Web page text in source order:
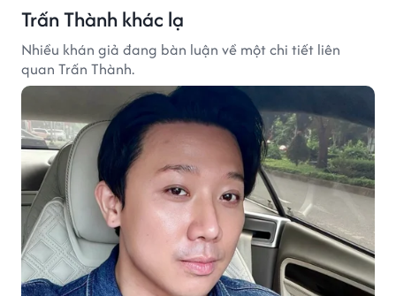
Trấn Thành khác lạ
Nhiều khán giả đang bàn luận về một chi tiết liên
quan Trấn Thành.